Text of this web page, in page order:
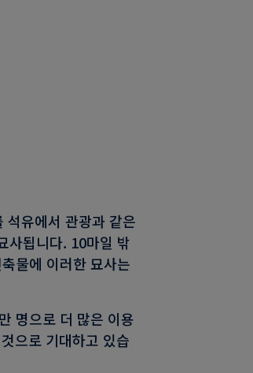
석유에서 관광과 같은
사됩니다. 10마일 밖
물에 이러한 묘사는
명으로 더 많은 이용
으로 기대하고 있습